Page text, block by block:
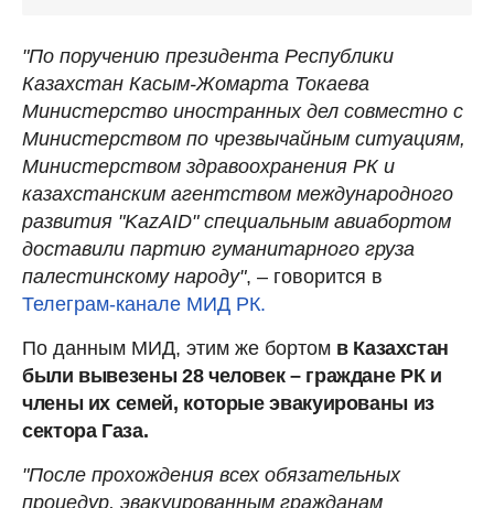
"По поручению президента Республики
Казахстан Касым-Жомарта Токаева
Министерство иностранных дел совместно с
Министерством по чрезвычайным ситуациям,
Министерством здравоохранения РК и
казахстанским агентством международного
развития "KazAID" специальным авиабортом
доставили партию гуманитарного груза
палестинскому народу", – говорится в
Телеграм-канале МИД РК.
По данным МИД, этим же бортом в Казахстан
были вывезены 28 человек – граждане РК и
члены их семей, которые эвакуированы из
сектора Газа.
"После прохождения всех обязательных
процедур, эвакуированным гражданам